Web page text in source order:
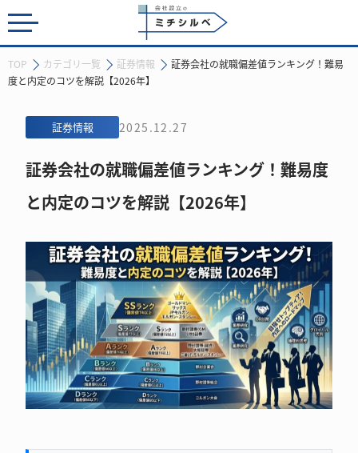
会社設立のミチシルベ
TOP カテゴリ一覧 証券情報
証券会社の就職偏差値ランキング！難易
度と内定のコツを解説【2026年】
証券情報 2025.12.27
証券会社の就職偏差値ランキング！難易度
と内定のコツを解説【2026年】